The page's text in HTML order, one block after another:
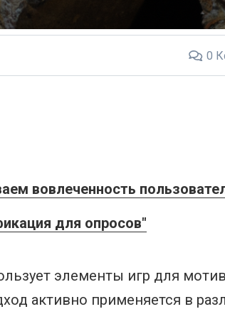
0
вовлеченность
для опросов"
элементы игр для
активно применяется в